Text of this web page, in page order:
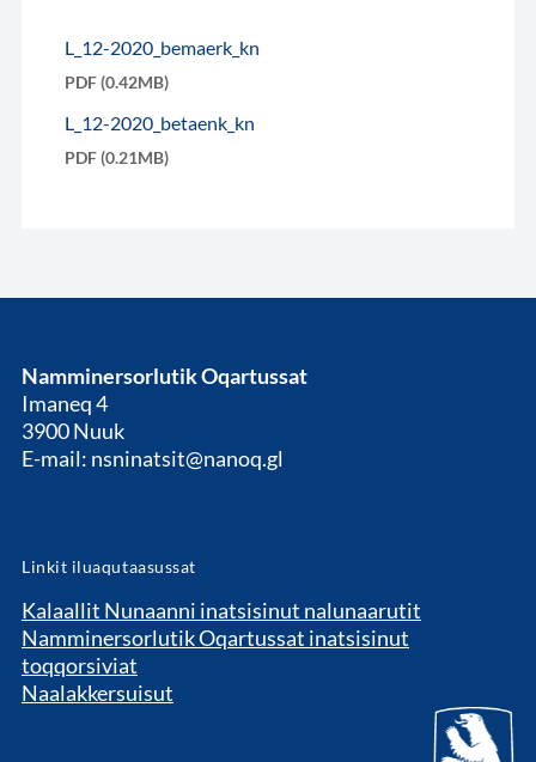
L_12-2020_bemaerk_kn
PDF (0.42MB)
L_12-2020_betaenk_kn
PDF (0.21MB)
Namminersorlutik Oqartussat
Imaneq 4
3900 Nuuk
E-mail: nsninatsit@nanoq.gl
Linkit iluaqutaasussat
Kalaallit Nunaanni inatsisinut nalunaarutit
Namminersorlutik Oqartussat inatsisinut
toqqorsiviat
Naalakkersuisut